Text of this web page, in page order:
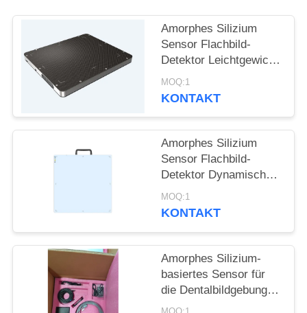
PRIVACY
POLICY
Amorphes Silizium
Sensor Flachbild-
Detektor Leichtgewicht
geeignet für
hochenergetische
MOQ:1
KONTAKT
Amorphes Silizium
Sensor Flachbild-
Detektor Dynamische
DR und nicht
zerstörende Prüfung
MOQ:1
KONTAKT
Amorphes Silizium-
basiertes Sensor für
die Dentalbildgebung
und industrielle